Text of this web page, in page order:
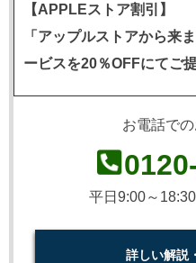
【APPLEストア割引】
「アップルストアから来
ービスを20％OFFにてご
お電話で
平日9:00～
詳しい解